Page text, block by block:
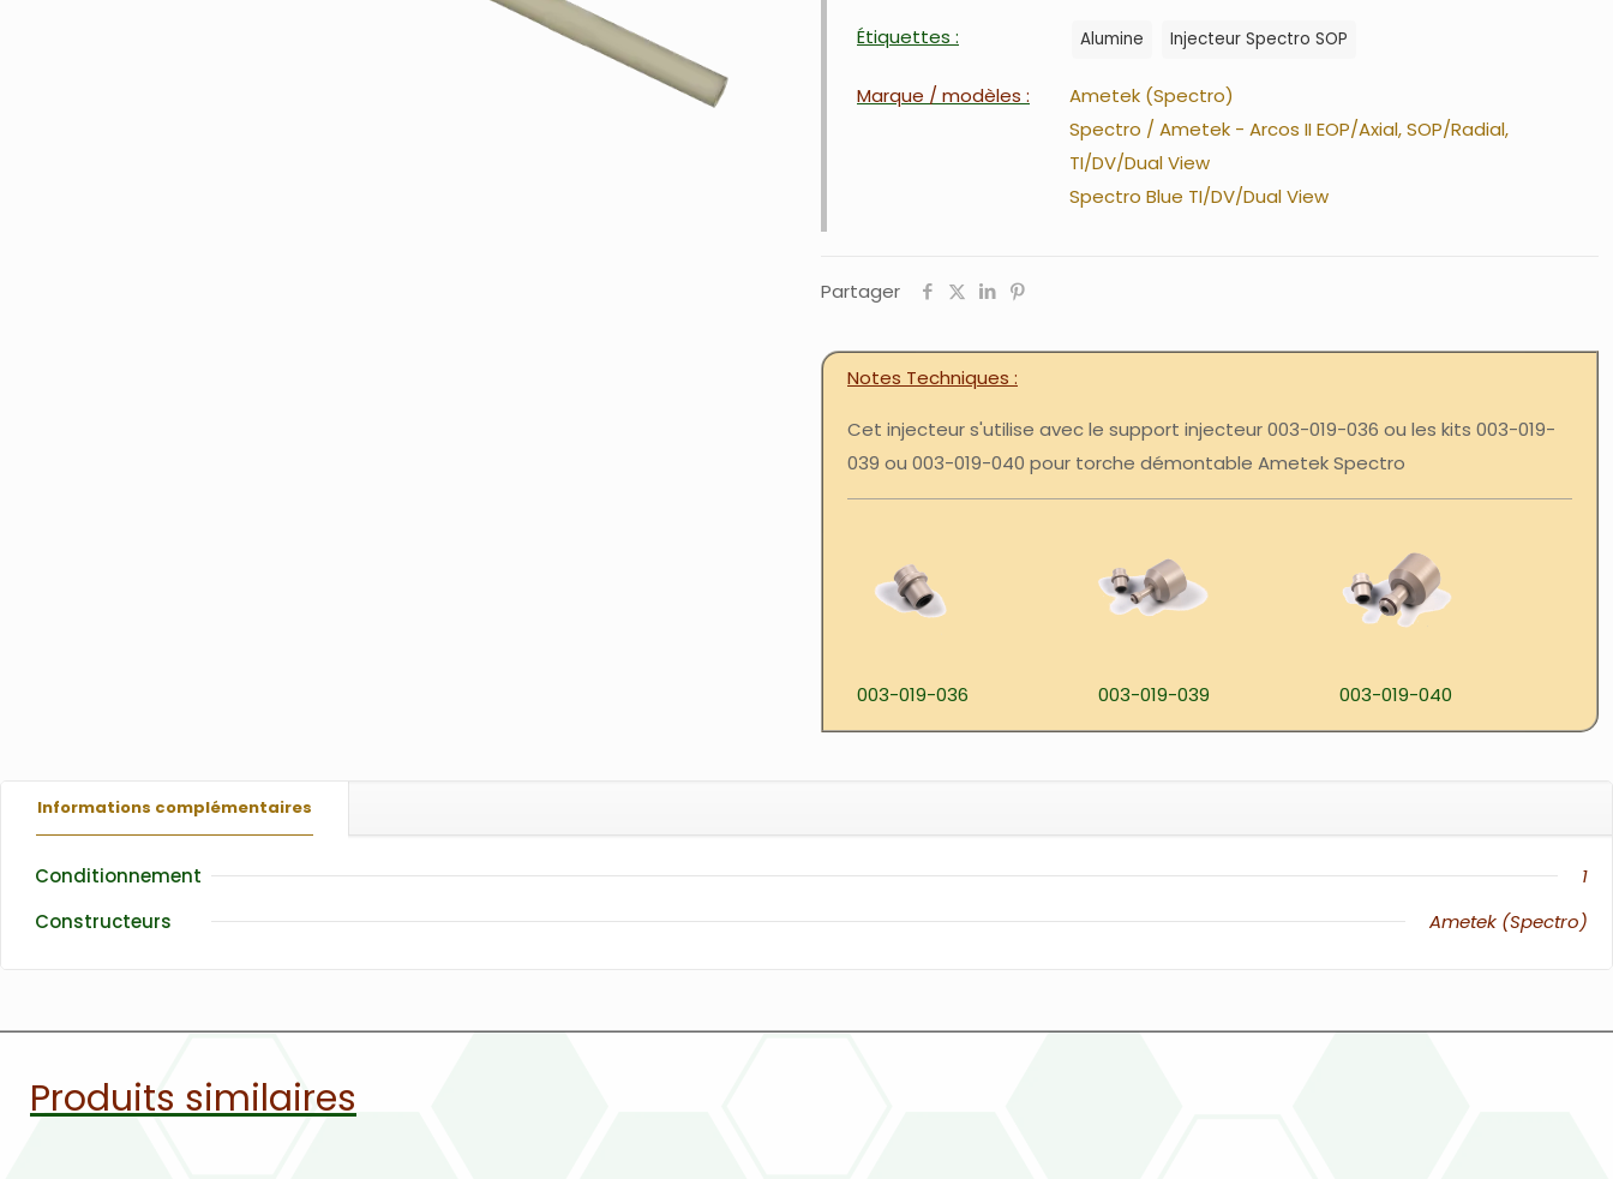
Étiquettes : Alumine Injecteur Spectro SOP
Marque / modèles :
Ametek (Spectro)
Spectro / Ametek - Arcos II EOP/Axial, SOP/Radial,
TI/DV/Dual View
Spectro Blue TI/DV/Dual View
Partager
Notes Techniques
Cet injecteur s'utilise avec le support injecteur 003-019-036 ou les kits 003-019-
039 ou 003-019-040 pour torche démontable Ametek Spectro
003-019-036 003-019-039 003-019-040
Informations complémentaires
Conditionnement
1
Constructeurs
Ametek (Spectro)
Produits similaires